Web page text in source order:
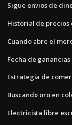
Sigue envios de
Historial de precios
Cuando abre el
Fecha de
Estrategia de
Buscando oro en
Electricista libre